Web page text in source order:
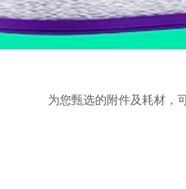
为您甄选的附件及耗材，